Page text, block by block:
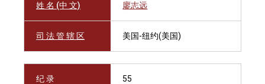
姓 名 (中 文) 廖志远
司 法 管 辖 区 美国-纽约(美国)
纪 录 55